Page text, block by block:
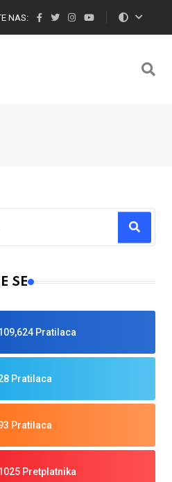
NAS:
characters for results.
SE
Pratilaca
Pratilaca
Pratilaca
Pretplatnika